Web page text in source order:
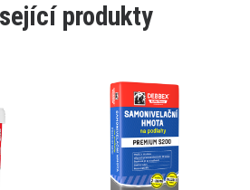
produkty